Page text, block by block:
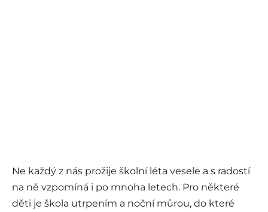
Ne každý z nás prožije školní léta vesele a s radostí
na ně vzpomíná i po mnoha letech. Pro některé
děti je škola utrpením a noční můrou, do které